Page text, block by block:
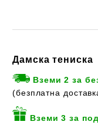
Дамска тениска
Вземи 2 за
(безплатна
Вземи 3 за